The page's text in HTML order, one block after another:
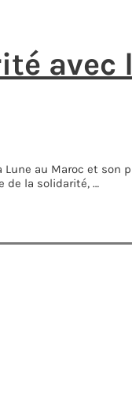
avec
au Maroc et son
de la solidarité, …